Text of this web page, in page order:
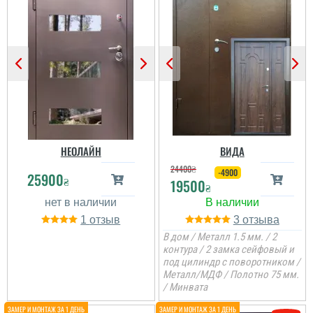
солнце и более менее
Генадій
Дуже достойний варіант
ч сподобався колір та
дизайн дверей, хороша
комплектація і гарне
утеплення, присутній
читати всі відгуки
НЕОЛАЙН
25900₴
1
ВИДА
24400₴
19500₴
-4900
3
В дом / Металл 1.5 мм. / 2
контура / 2 замка сейфовый и
под цилиндр с поворотником /
Металл/МДФ / Полотно 75 мм.
/ Минвата